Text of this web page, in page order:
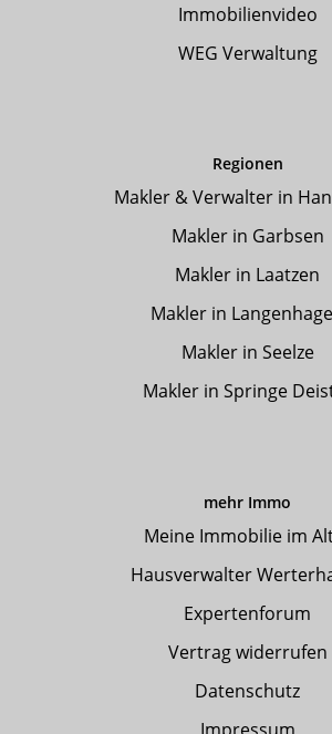
Immobilienvideo
WEG Verwaltung
Regionen
Makler & Verwalter in
Makler in Garbsen
Makler in Laatzen
Makler in
Makler in Seelze
Makler in Springe
mehr Immo
Meine Immobilie im
Hausverwalter
Expertenforum
Vertrag widerrufen
Datenschutz